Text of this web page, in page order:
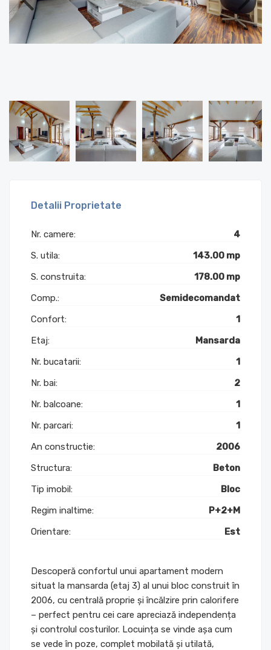
Detalii Proprietate
Nr. camere:
4
S. utila:
143.00 mp
S. construita:
178.00 mp
Comp.:
Semidecomandat
Confort:
1
Etaj:
Mansarda
Nr. bucatarii:
1
Nr. bai:
2
Nr. balcoane:
1
Nr. parcari:
1
An constructie:
2006
Structura:
Beton
Tip imobil:
Bloc
Regim inaltime:
P+2+M
Orientare:
Est
Descoperă confortul unui apartament modern
situat la mansarda (etaj 3) al unui bloc construit în
2006, cu centrală proprie și încălzire prin calorifere
– perfect pentru cei care apreciază independența
și controlul costurilor. Locuința se vinde așa cum
se vede în poze, complet mobilată și utilată,